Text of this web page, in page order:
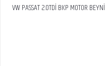
VW PASSAT 2.0TDİ BKP MOTOR BEYNİ